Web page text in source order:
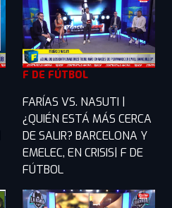
F DE FÚTBOL
FARÍAS VS. NASUTI |
¿QUIÉN ESTÁ MÁS CERCA
DE SALIR? BARCELONA Y
EMELEC, EN CRISIS| F DE
FÚTBOL